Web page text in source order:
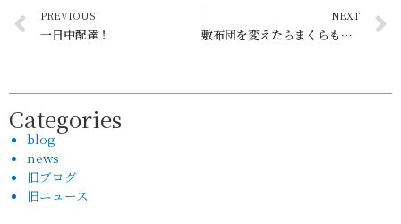
PREVIOUS
一日中配達！
NEXT
敷布団を変えたらまくらも調整
Categories
blog
news
旧ブログ
旧ニュース